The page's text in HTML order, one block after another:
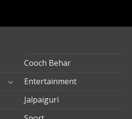
Cooch Behar
Entertainment
Jalpaiguri